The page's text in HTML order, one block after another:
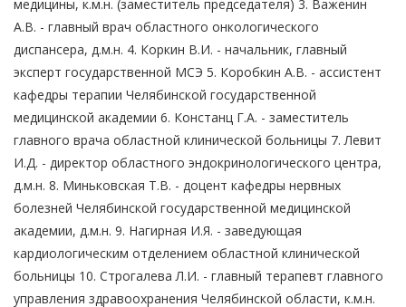
медицины, к.м.н. (заместитель председателя) 3. Важенин
А.В. - главный врач областного онкологического
диспансера, д.м.н. 4. Коркин В.И. - начальник, главный
эксперт государственной МСЭ 5. Коробкин А.В. - ассистент
кафедры терапии Челябинской государственной
медицинской академии 6. Констанц Г.А. - заместитель
главного врача областной клинической больницы 7. Левит
И.Д. - директор областного эндокринологического центра,
д.м.н. 8. Миньковская Т.В. - доцент кафедры нервных
болезней Челябинской государственной медицинской
академии, д.м.н. 9. Нагирная И.Я. - заведующая
кардиологическим отделением областной клинической
больницы 10. Строгалева Л.И. - главный терапевт главного
управления здравоохранения Челябинской области, к.м.н.